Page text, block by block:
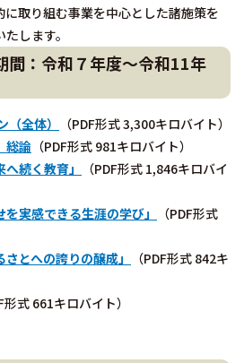
に取り組む事業を中心とした諸施策を
します。
間：令和７年度～令和11年
全体）
（PDF形式 3,300キロバイト）
総論 （PDF形式 981キロバイト）
続く教育」
（PDF形式 1,846キロバイ
実感できる生涯の学び」
（PDF形式
とへの誇りの醸成」
（PDF形式 842キ
形式 661キロバイト）